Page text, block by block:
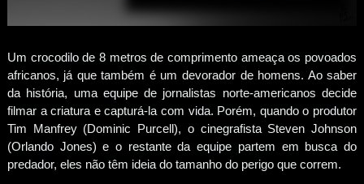
Um crocodilo de 8 metros de comprimento ameaça os povoados
africanos, já que também é um devorador de homens. Ao saber
da história, uma equipe de jornalistas norte-americanos decide
filmar a criatura e capturá-la com vida. Porém, quando o produtor
Tim Manfrey (Dominic Purcell), o cinegrafista Steven Johnson
(Orlando Jones) e o restante da equipe partem em busca do
predador, eles não têm ideia do tamanho do perigo que correm.